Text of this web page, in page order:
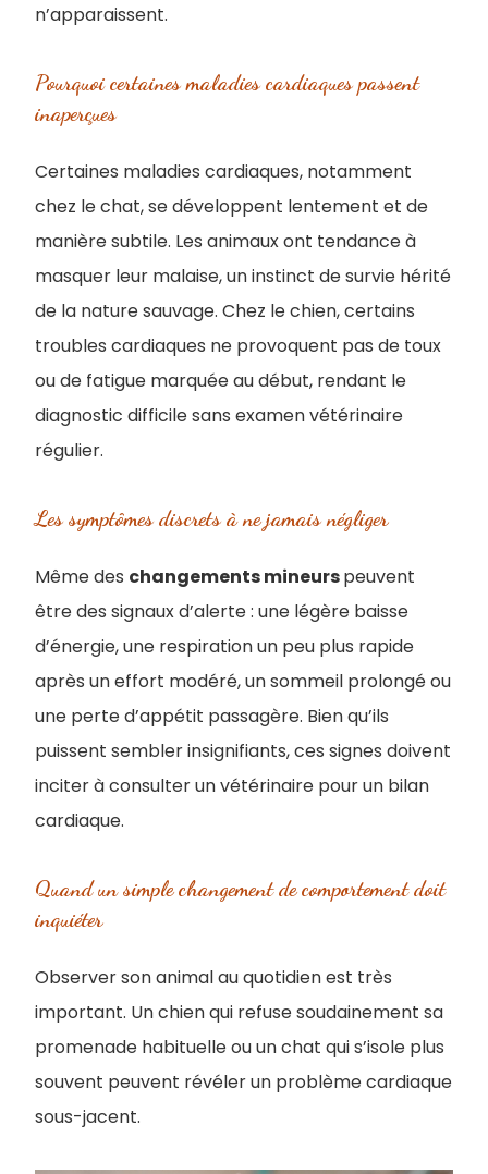
n’apparaissent.
Pourquoi certaines maladies cardiaques passent
inaperçues
Certaines maladies cardiaques, notamment
chez le chat, se développent lentement et de
manière subtile. Les animaux ont tendance à
masquer leur malaise, un instinct de survie hérité
de la nature sauvage. Chez le chien, certains
troubles cardiaques ne provoquent pas de toux
ou de fatigue marquée au début, rendant le
diagnostic difficile sans examen vétérinaire
régulier.
Les symptômes discrets à ne jamais négliger
Même des changements mineurspeuvent
être des signaux d’alerte : une légère baisse
d’énergie, une respiration un peu plus rapide
après un effort modéré, un sommeil prolongé ou
une perte d’appétit passagère. Bien qu’ils
puissent sembler insignifiants, ces signes doivent
inciter à consulter un vétérinaire pour un bilan
cardiaque.
Quand un simple changement de comportement doit
inquiéter
Observer son animal au quotidien est très
important. Un chien qui refuse soudainement sa
promenade habituelle ou un chat qui s’isole plus
souvent peuvent révéler un problème cardiaque
sous-jacent.